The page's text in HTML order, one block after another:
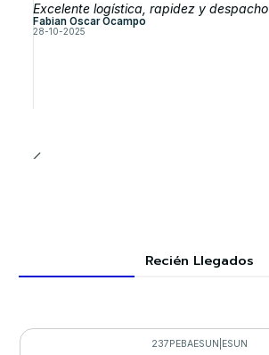
Excelente logística, rapidez y despacho
Fabian Oscar Ocampo
28-10-2025
Recién Llegados
237PEBAESUN ESUN